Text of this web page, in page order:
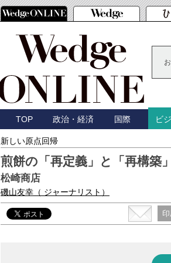
TOP 政治・経済 国際 ビ
新しい原点回帰
煎餅の「再定義」と「再構築
松崎商店
磯山友幸 （ ジャーナリスト）